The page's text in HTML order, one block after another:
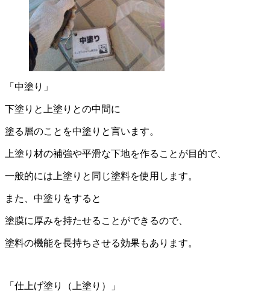
「中塗り」
下塗りと上塗りとの中間に
塗る層のことを中塗りと言います。
上塗り材の補強や平滑な下地を作ることが目的で、
一般的には上塗りと同じ塗料を使用します。
また、中塗りをすると
塗膜に厚みを持たせることができるので、
塗料の機能を長持ちさせる効果もあります。
「仕上げ塗り（上塗り）」